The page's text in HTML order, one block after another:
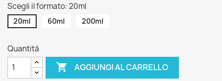
Scegli il formato: 20ml
20ml 60ml 200ml
Quantità
 AGGIUNGI AL CARRELLO